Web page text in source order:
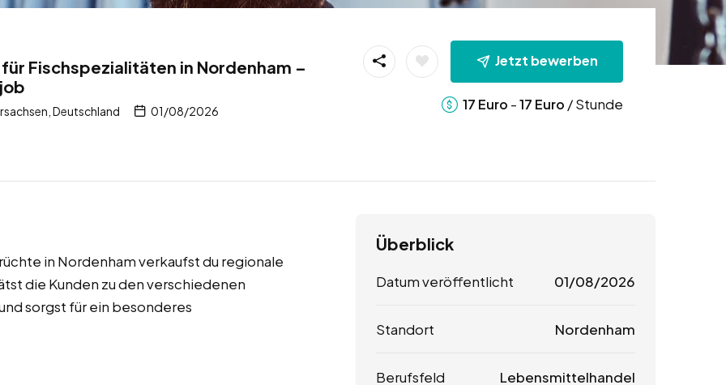
Fischspezialitäten in Nordenham –
Deutschland 01/08/2026
Jetzt bewerben
17 Euro -17 Euro / Stunde
in Nordenham verkaufst du regionale
die Kunden zu den verschiedenen
sorgst für ein besonderes
Überblick
Datum veröffentlicht 01/08/2026
Standort Nordenham
Berufsfeld Lebensmittelhandel